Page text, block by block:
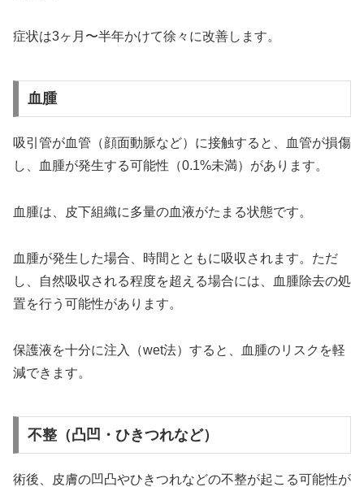
症状は3ヶ月〜半年かけて徐々に改善します。
血腫
吸引管が血管（顔面動脈など）に接触すると、血管が損傷
し、血腫が発生する可能性（0.1%未満）があります。
血腫は、皮下組織に多量の血液がたまる状態です。
血腫が発生した場合、時間とともに吸収されます。ただ
し、自然吸収される程度を超える場合には、血腫除去の処
置を行う可能性があります。
保護液を十分に注入（wet法）すると、血腫のリスクを軽
減できます。
不整（凸凹・ひきつれなど）
術後、皮膚の凹凸やひきつれなどの不整が起こる可能性が